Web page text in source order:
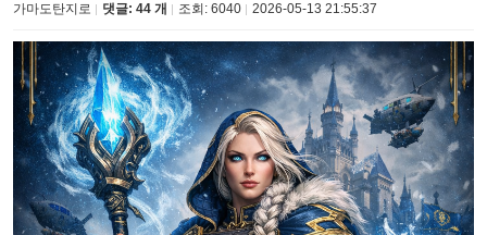
가마도탄지로 댓글: 44 개 조회: 6040 2026-05-13 21:55:37